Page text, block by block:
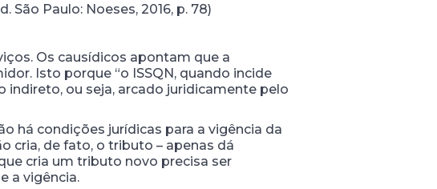
São Paulo: Noeses, 2016, p. 78)
Os causídicos apontam que a
Isto porque “o ISSQN, quando incide
indireto, ou seja, arcado juridicamente pelo
há condições jurídicas para a vigência da
cria, de fato, o tributo – apenas dá
cria um tributo novo precisa ser
a vigência.